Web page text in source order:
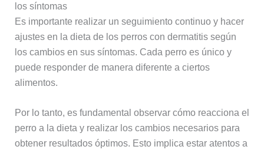
los síntomas
Es importante realizar un seguimiento continuo y hacer
ajustes en la dieta de los perros con dermatitis según
los cambios en sus síntomas. Cada perro es único y
puede responder de manera diferente a ciertos
alimentos.
Por lo tanto, es fundamental observar cómo reacciona el
perro a la dieta y realizar los cambios necesarios para
obtener resultados óptimos. Esto implica estar atentos a